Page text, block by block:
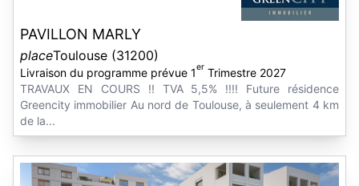
PAVILLON MARLY
placeToulouse (31200)
Livraison du programme prévue 1er Trimestre 2027
TRAVAUX EN COURS !! TVA 5,5% !!!! Future résidence
Greencity immobilier Au nord de Toulouse, à seulement 4 km
de la...